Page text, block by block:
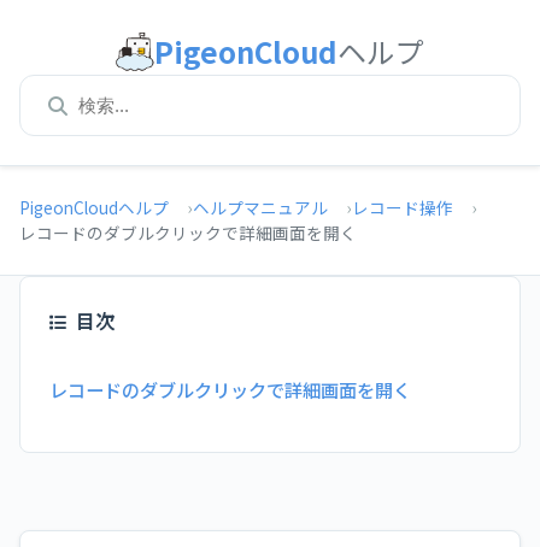
PigeonCloudヘルプ
PigeonCloudヘルプ ヘルプマニュアル
レコード操作
レコードのダブルクリックで詳細画面を開く
目次
レコードのダブルクリックで詳細画面を開く